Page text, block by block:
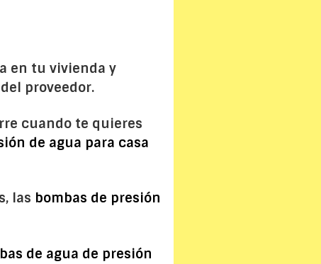
en tu vivienda y
proveedor.
cuando te quieres
de agua para casa
las bombas de presión
de agua de presión